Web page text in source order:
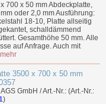
700 x 50 mm Abdeckplatte,
oder 2,0 mm Ausführung:
18-10, Platte allseitig
schalldämmend
Gesamthöhe 50 mm. Alle
auf Anfrage. Auch mit
mehr
3500 x 700 x 50 mm
GmbH / Art.-Nr.: (Art.-Nr.:
)